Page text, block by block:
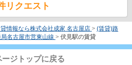
リクエスト
情報なら株式会社成家 名古屋店 > (賃貸)路
名古屋市営東山線 > 伏見駅の賃貸
ージトップに戻る